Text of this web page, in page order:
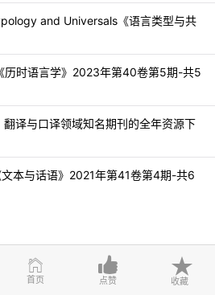
and Universals《语言类型与共
历时语言学》2023年第40卷第5期-共5
翻译与口译领域知名期刊的全年资源下
文本与话语》2021年第41卷第4期-共6
首页 点赞 收藏